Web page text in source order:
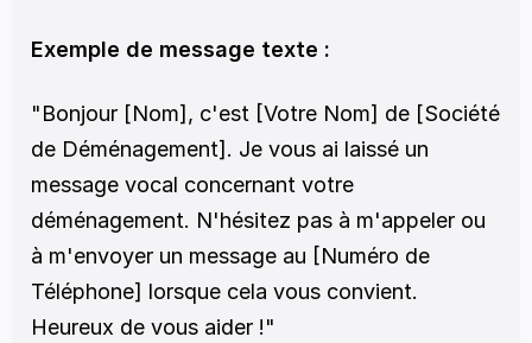
Exemple de message texte :
"Bonjour [Nom], c'est [Votre Nom] de [Société
de Déménagement]. Je vous ai laissé un
message vocal concernant votre
déménagement. N'hésitez pas à m'appeler ou
à m'envoyer un message au [Numéro de
Téléphone] lorsque cela vous convient.
Heureux de vous aider !"